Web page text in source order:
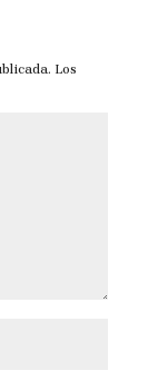
Los